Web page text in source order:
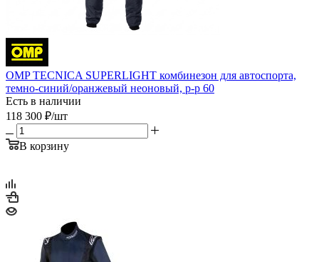
OMP TECNICA SUPERLIGHT комбинезон для автоспорта,
темно-синий/оранжевый неоновый, р-р 60
Есть в наличии
118 300 ₽/шт
В корзину